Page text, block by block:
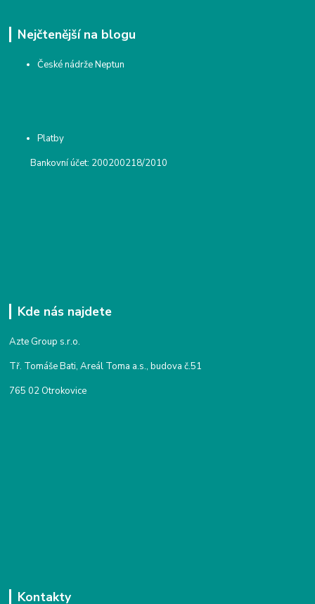
Nejčtenější na blogu
České nádrže Neptun
Platby
Bankovní účet: 200200218/2010
Kde nás najdete
Azte Group s.r.o.
Tř. Tomáše Bati, Areál Toma a.s., budova č.51
765 02 Otrokovice
Kontakty